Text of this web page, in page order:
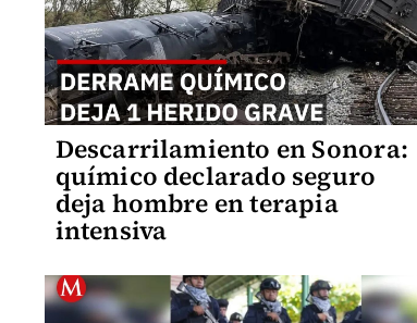
Descarrilamiento en Sonora:
químico declarado seguro
deja hombre en terapia
intensiva